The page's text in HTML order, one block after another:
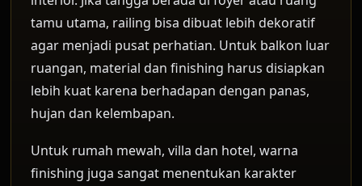
tamu utama, railing bisa dibuat lebih dekoratif
agar menjadi pusat perhatian. Untuk balkon luar
ruangan, material dan finishing harus disiapkan
lebih kuat karena berhadapan dengan panas,
hujan dan kelembapan.
Untuk rumah mewah, villa dan hotel, warna
finishing juga sangat menentukan karakter